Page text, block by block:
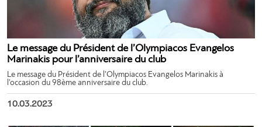
Le message du Président de l’Olympiacos Evangelos
Marinakis pour l’anniversaire du club
Le message du Président de l’Olympiacos Evangelos Marinakis à
l’occasion du 98ème anniversaire du club.
10.03.2023